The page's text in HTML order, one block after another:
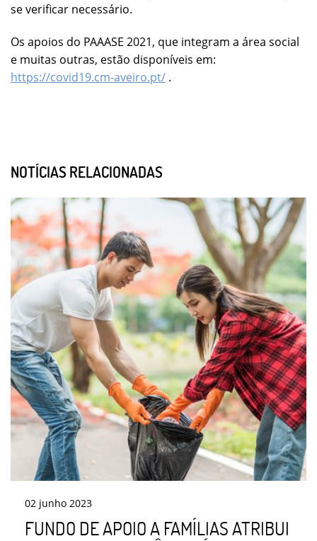
se verificar necessário.
Os apoios do PAAASE 2021, que integram a área social
e muitas outras, estão disponíveis em:
https://covid19.cm-aveiro.pt/ .
NOTÍCIAS RELACIONADAS
02 junho 2023
FUNDO DE APOIO A FAMÍLIAS ATRIBUI